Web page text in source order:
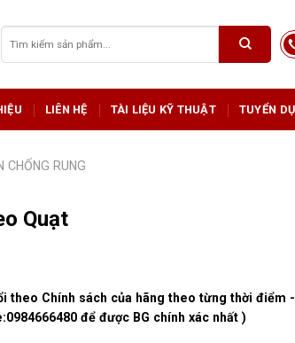
kiếm:
LIÊN HỆ TÀI LIỆU KỸ THUẬT TUYỂN
CHỐNG RUNG
Quạt
theo Chính sách của hãng theo từng thời điểm
0984666480 để được BG chính xác nhất )